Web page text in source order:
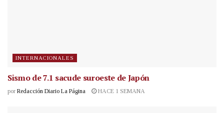
INTERNACIONALES
Sismo de 7.1 sacude suroeste de Japón
por Redacción Diario La Página HACE 1 SEMANA